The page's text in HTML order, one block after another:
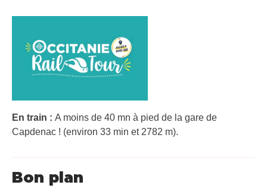
En train : A moins de 40 mn à pied de la gare de
Capdenac ! (environ 33 min et 2782 m).
Bon plan